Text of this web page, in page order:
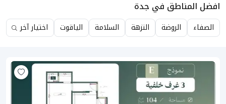
افضل المناطق في جدة
الصفاء الروضة النزهة السلامة الياقوت اختيار آخر